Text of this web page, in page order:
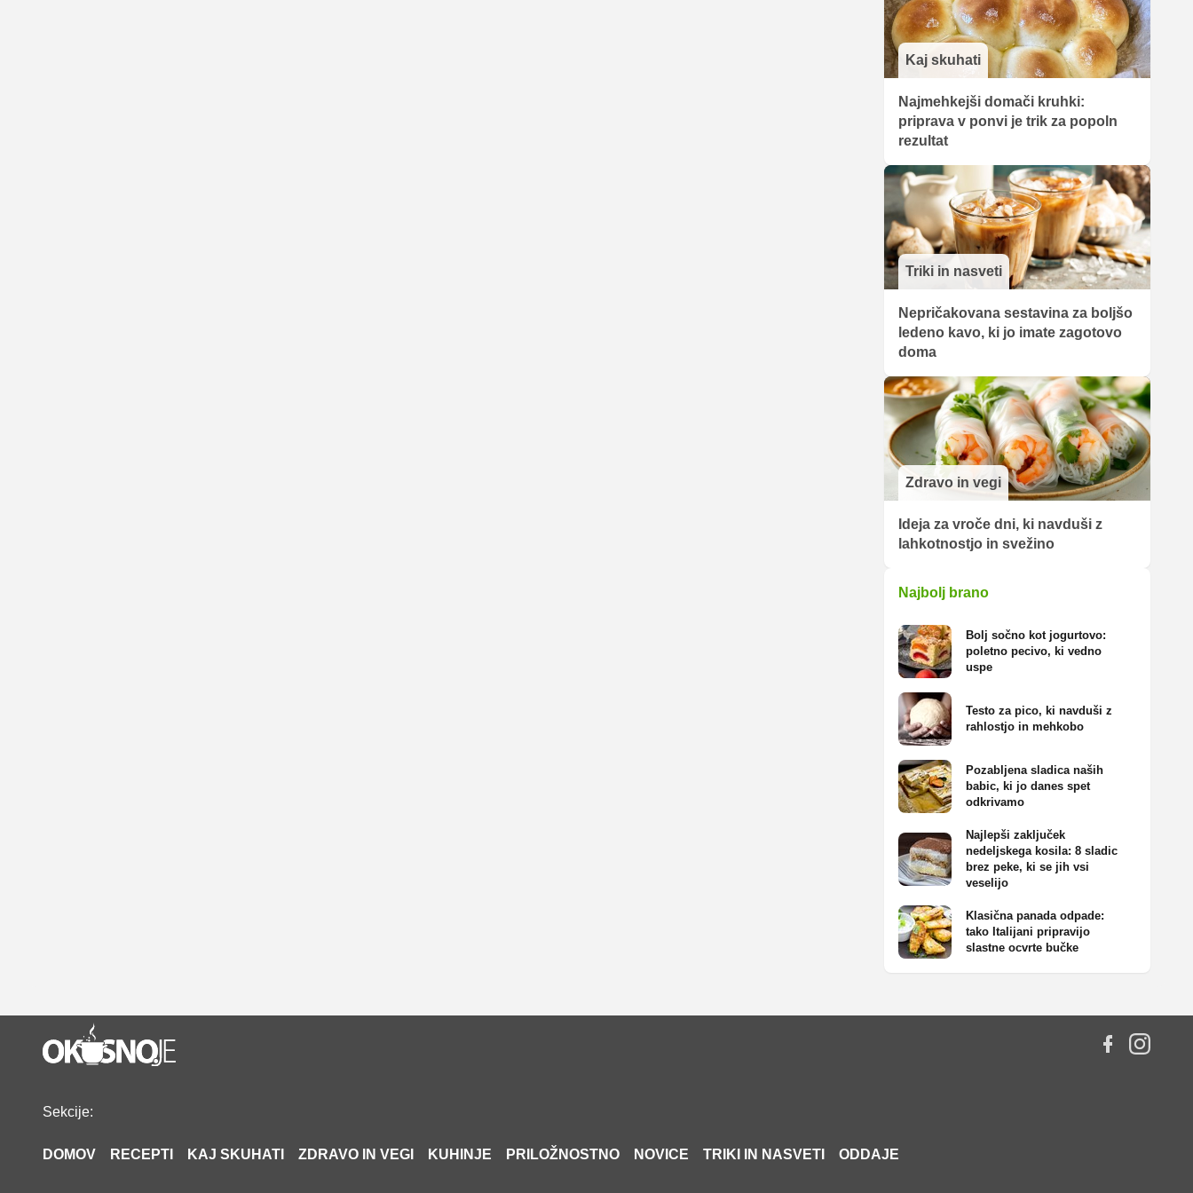
Kaj skuhati
Najmehkejši domači kruhki:
priprava v ponvi je trik za popoln
rezultat
Triki in nasveti
Nepričakovana sestavina za boljšo
ledeno kavo, ki jo imate zagotovo
doma
Zdravo in vegi
Ideja za vroče dni, ki navduši z
lahkotnostjo in svežino
Najbolj brano
Bolj sočno kot jogurtovo:
poletno pecivo, ki vedno
uspe
Testo za pico, ki navduši z
rahlostjo in mehkobo
Pozabljena sladica naših
babic, ki jo danes spet
odkrivamo
Najlepši zaključek
nedeljskega kosila: 8 sladic
brez peke, ki se jih vsi
veselijo
Klasična panada odpade:
tako Italijani pripravijo
slastne ocvrte bučke
Sekcije:
DOMOV RECEPTI KAJ SKUHATI ZDRAVO IN VEGI KUHINJE PRILOŽNOSTNO NOVICE TRIKI IN NASVETI ODDAJE